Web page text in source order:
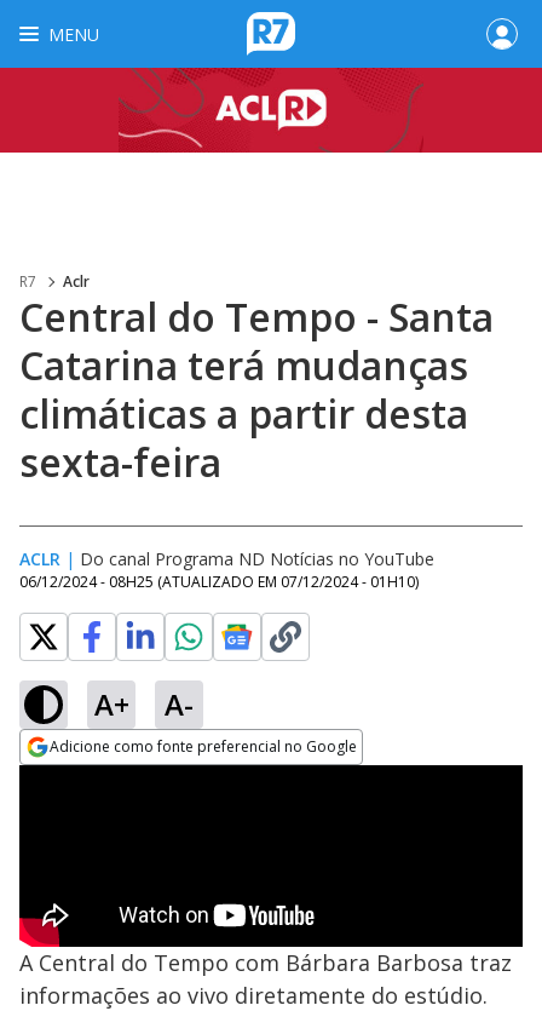
MENU
R7 Aclr
Central do Tempo - Santa
Catarina terá mudanças
climáticas a partir desta
sexta-feira
ACLR | Do canal Programa ND Notícias no YouTube
06/12/2024 - 08H25 (ATUALIZADO EM 07/12/2024 - 01H10)
A+ A-
Adicione como fonte preferencial no Google
A Central do Tempo com Bárbara Barbosa traz
informações ao vivo diretamente do estúdio.